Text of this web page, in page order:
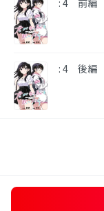
: 4 前編
: 4 後編